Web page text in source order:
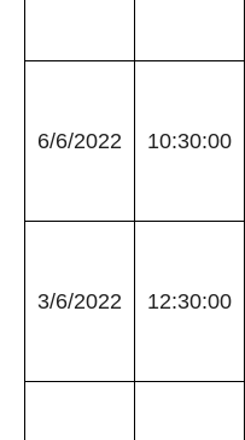
6/6/2022 10:30:00
3/6/2022 12:30:00